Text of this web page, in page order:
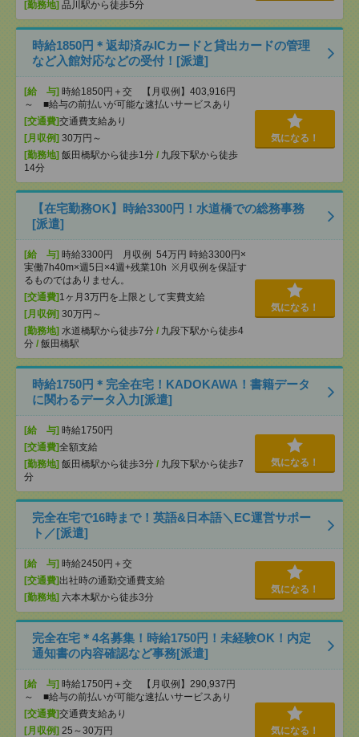
[勤務地] 品川駅から徒歩5分
時給1850円＊返却済みICカードと貸出カードの管理
など入館対応などの受付！[派遣]
[給 与] 時給1850円＋交 【月収例】403,916円
～ ■給与の前払いが可能な速払いサービスあり
[交通費]交通費支給あり
[月収例] 30万円～
[勤務地] 飯田橋駅から徒歩1分 / 九段下駅から徒歩
14分
気になる！
【在宅勤務OK】時給3300円！水道橋での総務事務
[派遣]
[給 与] 時給3300円 月収例 54万円 時給3300円×
実働7h40m×週5日×4週+残業10h ※月収例を保証す
るものではありません。
[交通費] 1ヶ月3万円を上限として実費支給
[月収例] 30万円～
[勤務地] 水道橋駅から徒歩7分 / 九段下駅から徒歩4
分 / 飯田橋駅
気になる！
時給1750円＊完全在宅！KADOKAWA！書籍データ
に関わるデータ入力[派遣]
[給 与] 時給1750円
[交通費]全額支給
[勤務地] 飯田橋駅から徒歩3分 / 九段下駅から徒歩7
分
気になる！
完全在宅で16時まで！英語&日本語＼EC運営サポー
ト／[派遣]
[給 与] 時給2450円＋交
[交通費]出社時の通勤交通費支給
[勤務地] 六本木駅から徒歩3分
気になる！
完全在宅＊4名募集！時給1750円！未経験OK！内定
通知書の内容確認など事務[派遣]
[給 与] 時給1750円＋交 【月収例】290,937円
～ ■給与の前払いが可能な速払いサービスあり
[交通費]交通費支給あり
[月収例] 25～30万円
気になる！